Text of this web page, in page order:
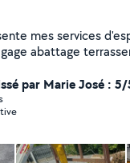
mes services
abattage
par Marie José : 5/